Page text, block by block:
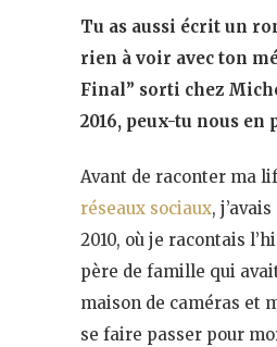
Tu as aussi écrit un
rien à voir avec ton
Final” sorti chez
2016, peux-tu nous en
Avant de raconter ma
réseaux sociaux,
2010, où je racontais
père de famille qui
maison de caméras et
se faire passer pour